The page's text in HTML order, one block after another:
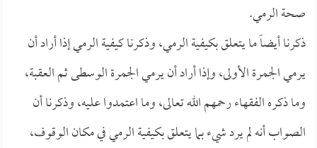
صحة الرمي.
ذكرنا أيضاً ما يتعلق بكيفية الرمي، وذكرنا كيفية الرمي إذا أراد أن
يرمي الجمرة الأولى، وإذا أراد أن يرمي الجمرة الوسطى ثم العقبة،
وما ذكره الفقهاء رحمهم الله تعالى، وما اعتمدوا عليه، وذكرنا أن
الصواب أنه لم يرد شيء بما يتعلق بكيفية الرمي في مكان الوقوف،